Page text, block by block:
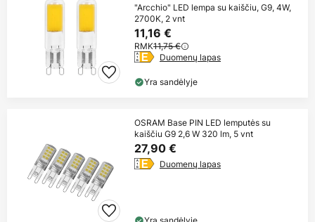
"Arcchio" LED lempa su kaiščiu, G9, 4W,
2700K, 2 vnt
11,16 €
RMK11,75 €
Duomenų lapas
Yra sandėlyje
OSRAM Base PIN LED lemputės su
kaiščiu G9 2,6 W 320 lm, 5 vnt
27,90 €
Duomenų lapas